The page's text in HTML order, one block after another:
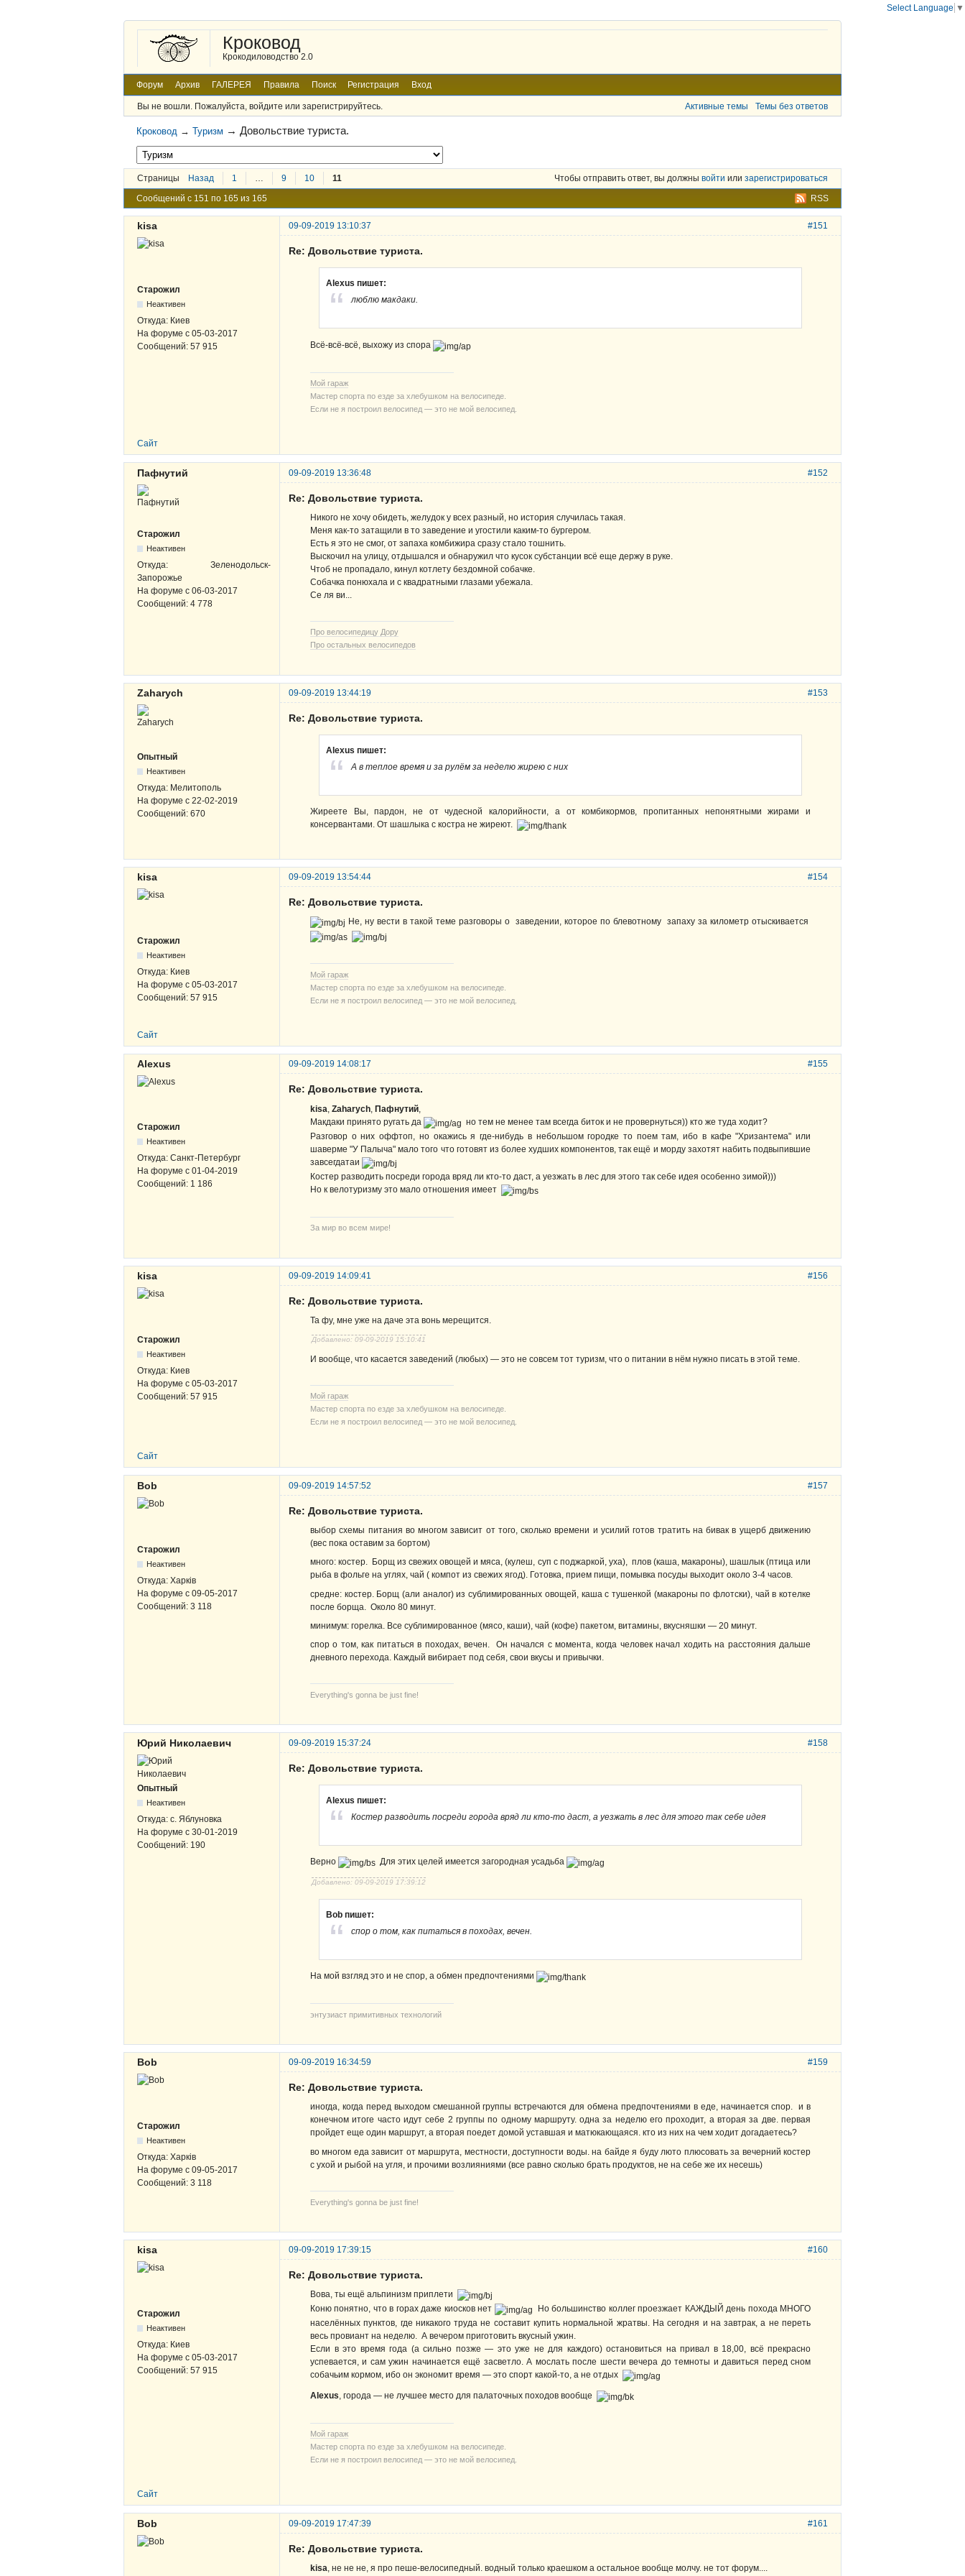
Кроковод
Крокодиловодство 2.0
Форум Архив ГАЛЕРЕЯ Правила Поиск Регистрация Вход
Вы не вошли. Пожалуйста, войдите или зарегистрируйтесь. Активные темы Темы без ответов
Кроковод →Туризм →Довольствие туриста.
Страницы Назад 1 … 9 10 11 Чтобы отправить ответ, вы должны войти или зарегистрироваться
RSS
Сообщений с 151 по 165 из 165
#151
kisa 09-09-2019 13:10:37
Старожил
Неактивен
Откуда: Киев
На форуме с 05-03-2017
Сообщений: 57 915
Re: Довольствие туриста.
Alexus пишет:
люблю макдаки.
Всё-всё-всё, выхожу из спора
Мой гараж
Мастер спорта по езде за хлебушком на велосипеде.
Если не я построил велосипед — это не мой велосипед.
Сайт
#152
Пафнутий 09-09-2019 13:36:48
Старожил
Неактивен
Откуда: Зеленодольск-
Запорожье
На форуме с 06-03-2017
Сообщений: 4 778
Re: Довольствие туриста.
Никого не хочу обидеть, желудок у всех разный, но история случилась такая.
Меня как-то затащили в то заведение и угостили каким-то бургером.
Есть я это не смог, от запаха комбижира сразу стало тошнить.
Выскочил на улицу, отдышался и обнаружил что кусок субстанции всё еще держу в руке.
Чтоб не пропадало, кинул котлету бездомной собачке.
Собачка понюхала и с квадратными глазами убежала.
Се ля ви...
Про велосипедицу Дору
Про остальных велосипедов
#153
Zaharych 09-09-2019 13:44:19
Опытный
Неактивен
Откуда: Мелитополь
На форуме с 22-02-2019
Сообщений: 670
Re: Довольствие туриста.
Alexus пишет:
А в теплое время и за рулём за неделю жирею с них
Жиреете Вы, пардон, не от чудесной калорийности, а от комбикормов, пропитанных непонятными жирами и
консервантами. От шашлыка с костра не жиреют.
#154
kisa 09-09-2019 13:54:44
Старожил
Неактивен
Откуда: Киев
На форуме с 05-03-2017
Сообщений: 57 915
Re: Довольствие туриста.
Не, ну вести в такой теме разговоры о заведении, которое по блевотному запаху за километр отыскивается
Мой гараж
Мастер спорта по езде за хлебушком на велосипеде.
Если не я построил велосипед — это не мой велосипед.
Сайт
#155
Alexus 09-09-2019 14:08:17
Старожил
Неактивен
Откуда: Санкт-Петербург
На форуме с 01-04-2019
Сообщений: 1 186
Re: Довольствие туриста.
kisa Zaharych Пафнутий
Макдаки принято ругать да
но тем не менее там всегда биток и не провернуться)) кто же туда ходит?
Разговор о них оффтоп, но окажись я где-нибудь в небольшом городке то поем там, ибо в кафе "Хризантема" или
шаверме "У Палыча" мало того что готовят из более худших компонентов, так ещё и морду захотят набить подвыпившие
завсегдатаи
Костер разводить посреди города вряд ли кто-то даст, а уезжать в лес для этого так себе идея особенно зимой)))
Но к велотуризму это мало отношения имеет
За мир во всем мире!
#156
kisa 09-09-2019 14:09:41
Старожил
Неактивен
Откуда: Киев
На форуме с 05-03-2017
Сообщений: 57 915
Re: Довольствие туриста.
Та фу, мне уже на даче эта вонь мерещится.
Добавлено: 09-09-2019 15:10:41
И вообще, что касается заведений (любых) — это не совсем тот туризм, что о питании в нём нужно писать в этой теме.
Мой гараж
Мастер спорта по езде за хлебушком на велосипеде.
Если не я построил велосипед — это не мой велосипед.
Сайт
#157
Bob 09-09-2019 14:57:52
Старожил
Неактивен
Откуда: Харків
На форуме с 09-05-2017
Сообщений: 3 118
Re: Довольствие туриста.
выбор схемы питания во многом зависит от того, сколько времени и усилий готов тратить на бивак в ущерб движению
(вес пока оставим за бортом)
много: костер. Борщ из свежих овощей и мяса, (кулеш, суп с поджаркой, уха), плов (каша, макароны), шашлык (птица или
рыба в фольге на углях, чай ( компот из свежих ягод). Готовка, прием пищи, помывка посуды выходит около 3-4 часов.
средне: костер. Борщ (али аналог) из сублимированных овощей, каша с тушенкой (макароны по флотски), чай в котелке
после борща. Около 80 минут.
минимум: горелка. Все сублимированное (мясо, каши), чай (кофе) пакетом, витамины, вкусняшки — 20 минут.
спор о том, как питаться в походах, вечен. Он начался с момента, когда человек начал ходить на расстояния дальше
дневного перехода. Каждый вибирает под себя, свои вкусы и привычки.
Everything's gonna be just fine!
#158
Юрий Николаевич 09-09-2019 15:37:24
Опытный
Неактивен
Откуда: с. Яблуновка
На форуме с 30-01-2019
Сообщений: 190
Re: Довольствие туриста.
Alexus пишет:
Костер разводить посреди города вряд ли кто-то даст, а уезжать в лес для этого так себе идея
Верно Для этих целей имеется загородная усадьба
Добавлено: 09-09-2019 17:39:12
Bob пишет:
спор о том, как питаться в походах, вечен.
На мой взгляд это и не спор, а обмен предпочтениями
энтузиаст примитивных технологий
#159
Bob 09-09-2019 16:34:59
Старожил
Неактивен
Откуда: Харків
На форуме с 09-05-2017
Сообщений: 3 118
Re: Довольствие туриста.
иногда, когда перед выходом смешанной группы встречаются для обмена предпочтениями в еде, начинается спор. и в
конечном итоге часто идут себе 2 группы по одному маршруту. одна за неделю его проходит, а вторая за две. первая
пройдет еще один маршрут, а вторая поедет домой уставшая и матюкающаяся. кто из них на чем ходит догадаетесь?
во многом еда зависит от маршрута, местности, доступности воды. на байде я буду люто плюсовать за вечерний костер
с ухой и рыбой на угля, и прочими возлияниями (все равно сколько брать продуктов, не на себе же их несешь)
Everything's gonna be just fine!
#160
kisa 09-09-2019 17:39:15
Старожил
Неактивен
Откуда: Киев
На форуме с 05-03-2017
Сообщений: 57 915
Re: Довольствие туриста.
Вова, ты ещё альпинизм приплети
Коню понятно, что в горах даже киосков нет
Но большинство коллег проезжает КАЖДЫЙ день похода МНОГО
населённых пунктов, где никакого труда не составит купить нормальной жратвы. На сегодня и на завтрак, а не переть
весь провиант на неделю. А вечером приготовить вкусный ужин.
Если в это время года (а сильно позже — это уже не для каждого) остановиться на привал в 18,00, всё прекрасно
успевается, и сам ужин начинается ещё засветло. А мослать после шести вечера до темноты и давиться перед сном
собачьим кормом, ибо он экономит время — это спорт какой-то, а не отдых
Alexus , города — не лучшее место для палаточных походов вообще
Мой гараж
Мастер спорта по езде за хлебушком на велосипеде.
Если не я построил велосипед — это не мой велосипед.
Сайт
#161
Bob 09-09-2019 17:47:39
Re: Довольствие туриста.
kisa, не не не, я про пеше-велосипедный. водный только краешком а остальное вообще молчу. не тот форум....
Select Language ▼